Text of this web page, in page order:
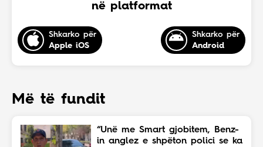
në platformat
Shkarko për
Apple iOS
Shkarko për
Android
Më të fundit
“Unë me Smart gjobitem, Benz-
in anglez e shpëton polici se ka